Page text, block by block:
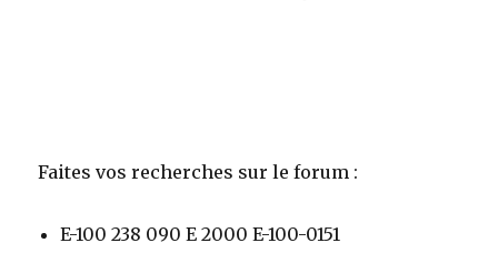
Faites vos recherches sur le forum :
E-100 238 090 E 2000 E-100-0151